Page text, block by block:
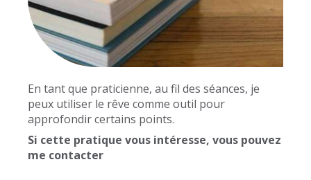
En tant que praticienne, au fil des séances, je
peux utiliser le rêve comme outil pour
approfondir certains points.
Si cette pratique vous intéresse, vous pouvez
me contacter